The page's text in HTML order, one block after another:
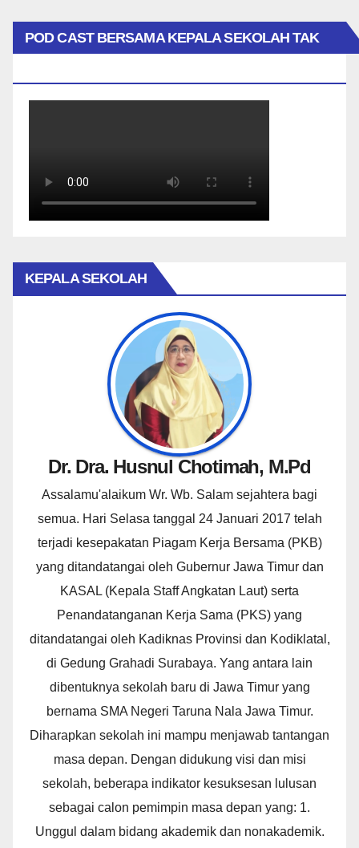
POD CAST BERSAMA KEPALA SEKOLAH TAK
KEPALA SEKOLAH
Dr. Dra. Husnul Chotimah, M.Pd
Assalamu'alaikum Wr. Wb. Salam sejahtera bagi
semua. Hari Selasa tanggal 24 Januari 2017 telah
terjadi kesepakatan Piagam Kerja Bersama (PKB)
yang ditandatangai oleh Gubernur Jawa Timur dan
KASAL (Kepala Staff Angkatan Laut) serta
Penandatanganan Kerja Sama (PKS) yang
ditandatangai oleh Kadiknas Provinsi dan Kodiklatal,
di Gedung Grahadi Surabaya. Yang antara lain
dibentuknya sekolah baru di Jawa Timur yang
bernama SMA Negeri Taruna Nala Jawa Timur.
Diharapkan sekolah ini mampu menjawab tantangan
masa depan. Dengan didukung visi dan misi
sekolah, beberapa indikator kesuksesan lulusan
sebagai calon pemimpin masa depan yang: 1.
Unggul dalam bidang akademik dan nonakademik.